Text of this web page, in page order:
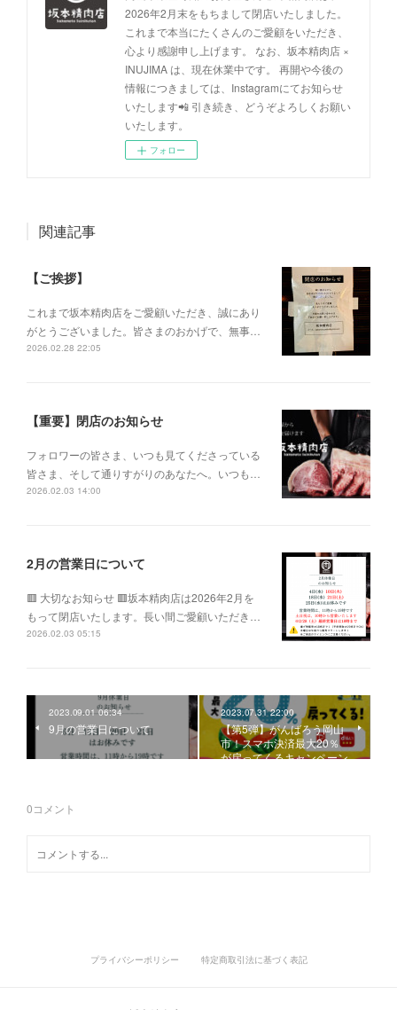
2026年2月末をもちまして閉店いたしました。
これまで本当にたくさんのご愛顧をいただき、
心より感謝申し上げます。 なお、坂本精肉店 ×
INUJIMA は、現在休業中です。 再開や今後の
情報につきましては、Instagramにてお知らせ
いたします📲 引き続き、どうぞよろしくお願い
いたします。
フォロー
関連記事
【ご挨拶】
これまで坂本精肉店をご愛顧いただき、誠にあり
がとうございました。皆さまのおかげで、無事…
2026.02.28 22:05
【重要】閉店のお知らせ
フォロワーの皆さま、いつも見てくださっている
皆さま、そして通りすがりのあなたへ。いつも…
2026.02.03 14:00
2月の営業日について
🟥 大切なお知らせ 🟥坂本精肉店は2026年2月を
もって閉店いたします。長い間ご愛顧いただき…
2026.02.03 05:15
2023.09.01 06:34
9月の営業日について
2023.07.31 22:00
【第5弾】がんばろう岡山
市！スマホ決済最大20％
が戻ってくるキャンペーン
0コメント
プライバシーポリシー 特定商取引法に基づく表記